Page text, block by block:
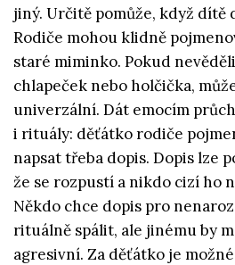
jiný. Určitě pomůže, když dítě
Rodiče mohou klidně
staré miminko. Pokud
chlapeček nebo holčička,
univerzální. Dát emocím
i rituály: děťátko rodiče
napsat třeba dopis. Dopis lze
že se rozpustí a nikdo cizí ho
Někdo chce dopis pro
rituálně spálit, ale jinému by
agresivní. Za děťátko je